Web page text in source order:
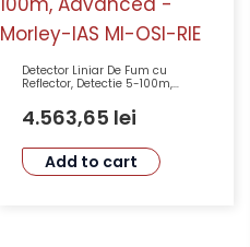
Detector Liniar De Fum cu
Reflector, Detectie 5-100m,
RIE
4.563,65 lei
Add to cart